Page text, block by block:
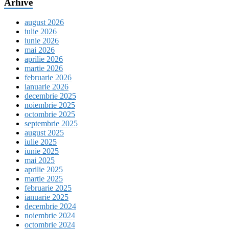
Arhive
august 2026
iulie 2026
iunie 2026
mai 2026
aprilie 2026
martie 2026
februarie 2026
ianuarie 2026
decembrie 2025
noiembrie 2025
octombrie 2025
septembrie 2025
august 2025
iulie 2025
iunie 2025
mai 2025
aprilie 2025
martie 2025
februarie 2025
ianuarie 2025
decembrie 2024
noiembrie 2024
octombrie 2024